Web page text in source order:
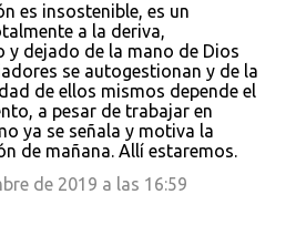
es insostenible, es un
a la deriva,
y dejado de la mano de Dios
se autogestionan y de la
de ellos mismos depende el
a pesar de trabajar en
ya se señala y motiva la
de mañana. Allí estaremos.
de 2019 a las 16:59